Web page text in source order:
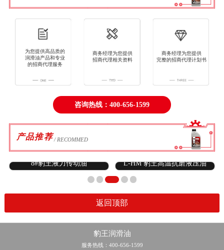
为您提供高品质的
润滑油产品和专业
的招商代理服务
商务经理为您提供
招商代理相关资料
商务经理为您提供
完整的招商代理计划书
咨询热线：400-656-1599
产品推荐/ RECOMMED
8#豹王液力传动油 L-HM 豹王高温抗磨液压油
返回顶部
豹王润滑油
服务热线：400-656-1599